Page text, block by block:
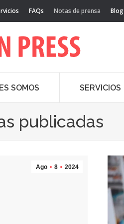
FAQs Notas de prensa Blog
SOMOS SERVICIOS
publicadas
Ago 8 2024